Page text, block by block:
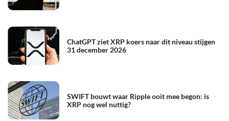
ChatGPT ziet XRP koers naar dit niveau stijgen
31 december 2026
SWIFT bouwt waar Ripple ooit mee begon: is
XRP nog wel nuttig?